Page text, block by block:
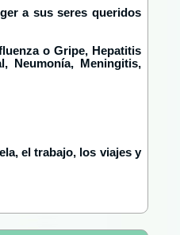
a sus seres queridos
o Gripe, Hepatitis
Neumonía, Meningitis,
el trabajo, los viajes y